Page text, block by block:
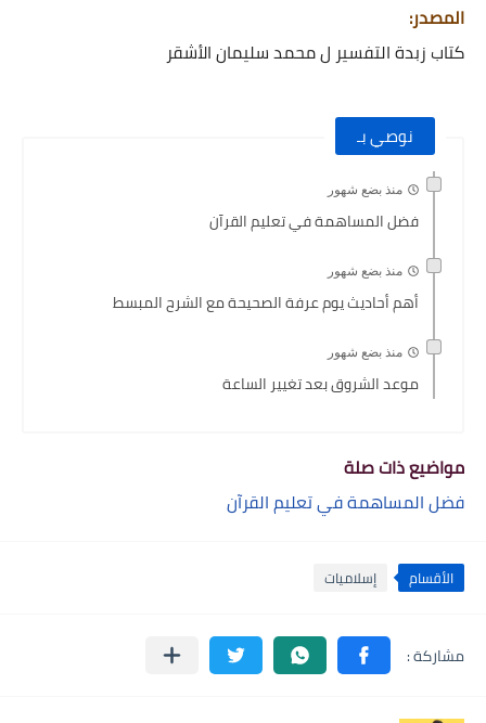
المصدر:
كتاب زبدة التفسير ل محمد سليمان الأشقر
نوصي بـ
منذ بضع شهور
فضل المساهمة في تعليم القرآن
منذ بضع شهور
أهم أحاديث يوم عرفة الصحيحة مع الشرح المبسط
منذ بضع شهور
موعد الشروق بعد تغيير الساعة
مواضيع ذات صلة
فضل المساهمة في تعليم القرآن
الأقسام إسلاميات